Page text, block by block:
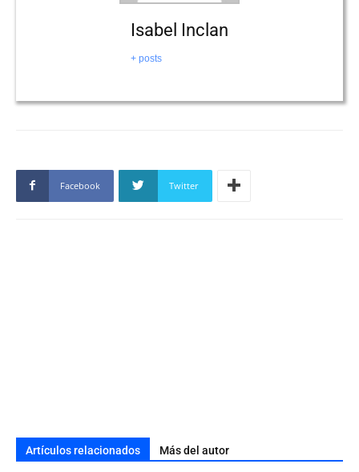
Isabel Inclan
+ posts
Facebook Twitter
Artículos relacionados Más del autor